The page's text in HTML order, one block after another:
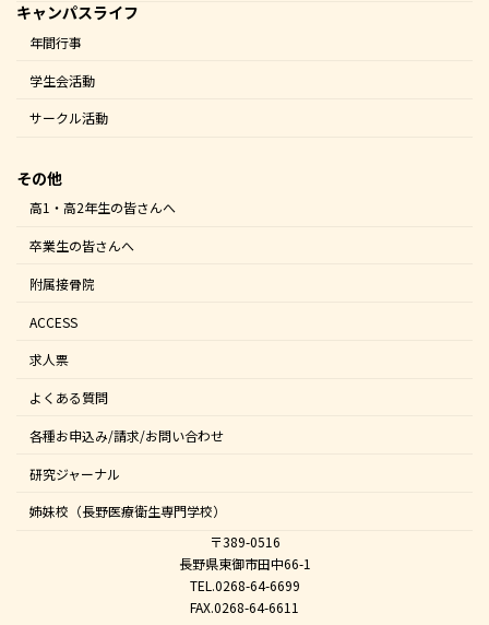
キャンパスライフ
年間行事
学生会活動
サークル活動
その他
高1・高2年生の皆さんへ
卒業生の皆さんへ
附属接骨院
ACCESS
求人票
よくある質問
各種お申込み/請求/お問い合わせ
研究ジャーナル
姉妹校（長野医療衛生専門学校）
〒389-0516
長野県東御市田中66-1
TEL.0268-64-6699
FAX.0268-64-6611